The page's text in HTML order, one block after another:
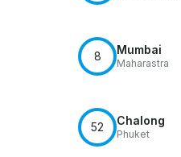
8 Mumbai
Maharastra
52 Chalong
Phuket